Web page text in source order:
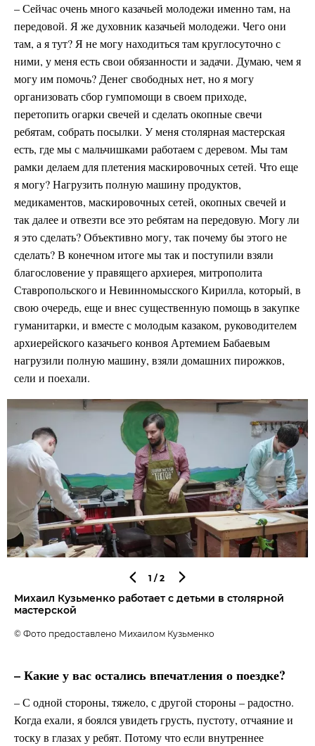
– Сейчас очень много казачьей молодежи именно там, на
передовой. Я же духовник казачьей молодежи. Чего они
там, а я тут? Я не могу находиться там круглосуточно с
ними, у меня есть свои обязанности и задачи. Думаю, чем я
могу им помочь? Денег свободных нет, но я могу
организовать сбор гумпомощи в своем приходе,
перетопить огарки свечей и сделать окопные свечи
ребятам, собрать посылки. У меня столярная мастерская
есть, где мы с мальчишками работаем с деревом. Мы там
рамки делаем для плетения маскировочных сетей. Что еще
я могу? Нагрузить полную машину продуктов,
медикаментов, маскировочных сетей, окопных свечей и
так далее и отвезти все это ребятам на передовую. Могу ли
я это сделать? Объективно могу, так почему бы этого не
сделать? В конечном итоге мы так и поступили взяли
благословение у правящего архиерея, митрополита
Ставропольского и Невинномысского Кирилла, который, в
свою очередь, еще и внес существенную помощь в закупке
гуманитарки, и вместе с молодым казаком, руководителем
архиерейского казачьего конвоя Артемием Бабаевым
нагрузили полную машину, взяли домашних пирожков,
сели и поехали.
1 /2
Михаил Кузьменко работает с детьми в столярной
мастерской
© Фото предоставлено Михаилом Кузьменко
– Какие у вас остались впечатления о поездке?
– С одной стороны, тяжело, с другой стороны – радостно.
Когда ехали, я боялся увидеть грусть, пустоту, отчаяние и
тоску в глазах у ребят. Потому что если внутреннее